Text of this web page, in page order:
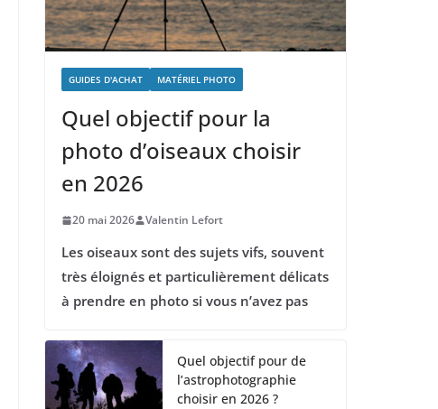
GUIDES D'ACHAT MATÉRIEL PHOTO
Quel objectif pour la
photo d’oiseaux choisir
en 2026
20 mai 2026 Valentin Lefort
Les oiseaux sont des sujets vifs, souvent
très éloignés et particulièrement délicats
à prendre en photo si vous n’avez pas
Quel objectif pour de
l’astrophotographie
choisir en 2026 ?